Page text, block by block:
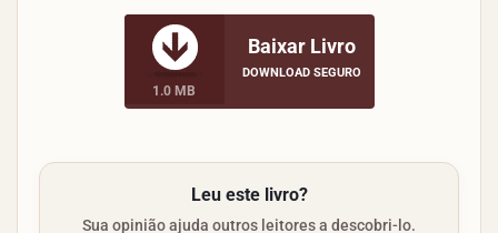
1.0 MB
Baixar Livro
DOWNLOAD SEGURO
Leu este livro?
Sua opinião ajuda outros leitores a descobri-lo.